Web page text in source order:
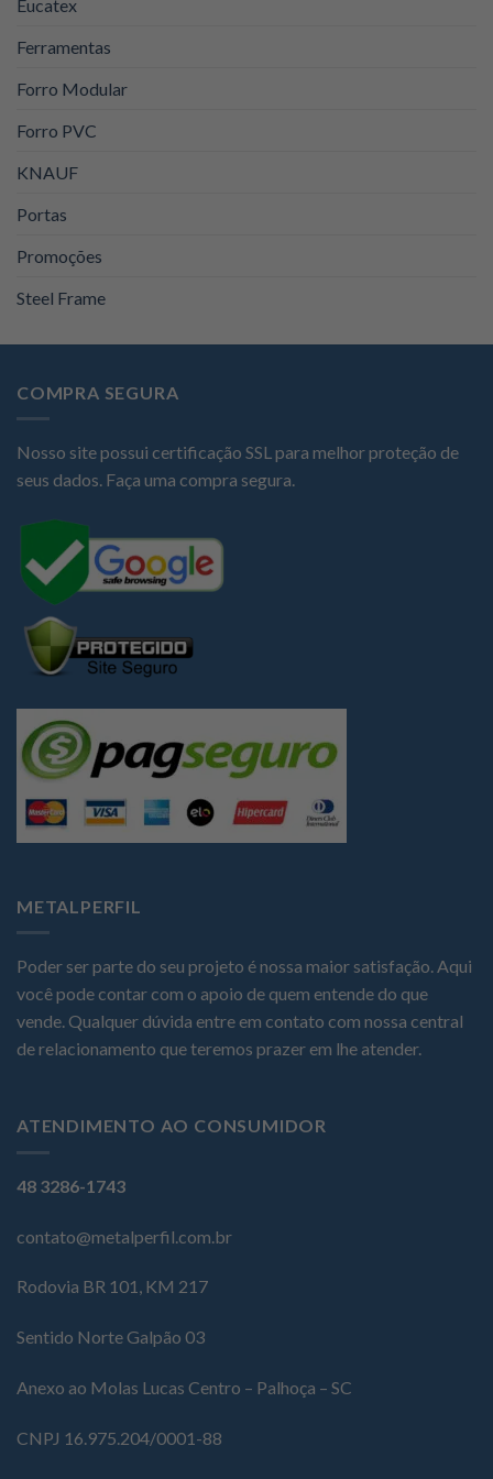
Eucatex
Ferramentas
Forro Modular
Forro PVC
KNAUF
Portas
Promoções
Steel Frame
COMPRA SEGURA
Nosso site possui certificação SSL para melhor proteção de
seus dados. Faça uma compra segura.
METALPERFIL
Poder ser parte do seu projeto é nossa maior satisfação. Aqui
você pode contar com o apoio de quem entende do que
vende. Qualquer dúvida entre em contato com nossa central
de relacionamento que teremos prazer em lhe atender.
ATENDIMENTO AO CONSUMIDOR
48 3286-1743
contato@metalperfil.com.br
Rodovia BR 101, KM 217
Sentido Norte Galpão 03
Anexo ao Molas Lucas Centro – Palhoça – SC
CNPJ 16.975.204/0001-88